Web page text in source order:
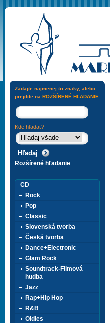
Zadajte najmenej tri znaky, alebo
prejdite na ROZŠÍRENÉ HĽADANIE
Kde hľadať?
Rozšírené hľadanie
CD
Rock
Pop
Classic
Slovenská tvorba
Česká tvorba
Dance+Electronic
Glam Rock
Soundtrack-Filmová
hudba
Jazz
Rap+Hip Hop
R&B
Oldies